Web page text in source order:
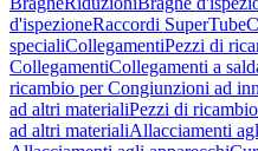
d'ispezioneRaccordi SuperTube
specialiCollegamentiPezzi di
CollegamentiCollegamenti a
ricambio per Congiunzioni ad
ad altri materialiPezzi di
ad altri materialiAllacciamenti